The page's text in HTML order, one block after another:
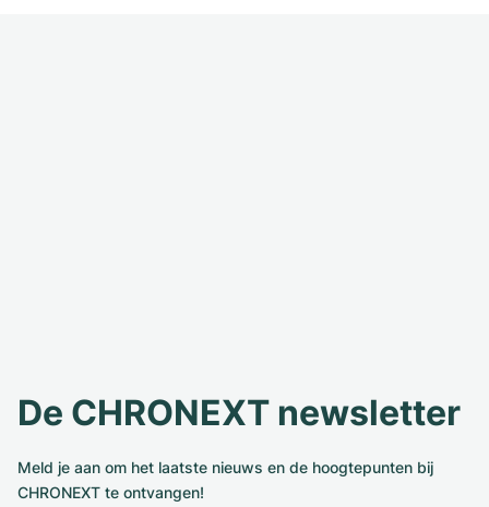
De CHRONEXT newsletter
Meld je aan om het laatste nieuws en de hoogtepunten bij
CHRONEXT te ontvangen!